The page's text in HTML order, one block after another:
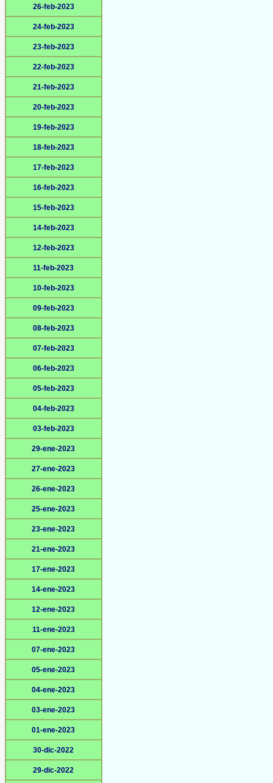
26-feb-2023
24-feb-2023
23-feb-2023
22-feb-2023
21-feb-2023
20-feb-2023
19-feb-2023
18-feb-2023
17-feb-2023
16-feb-2023
15-feb-2023
14-feb-2023
12-feb-2023
11-feb-2023
10-feb-2023
09-feb-2023
08-feb-2023
07-feb-2023
06-feb-2023
05-feb-2023
04-feb-2023
03-feb-2023
29-ene-2023
27-ene-2023
26-ene-2023
25-ene-2023
23-ene-2023
21-ene-2023
17-ene-2023
14-ene-2023
12-ene-2023
11-ene-2023
07-ene-2023
05-ene-2023
04-ene-2023
03-ene-2023
01-ene-2023
30-dic-2022
29-dic-2022